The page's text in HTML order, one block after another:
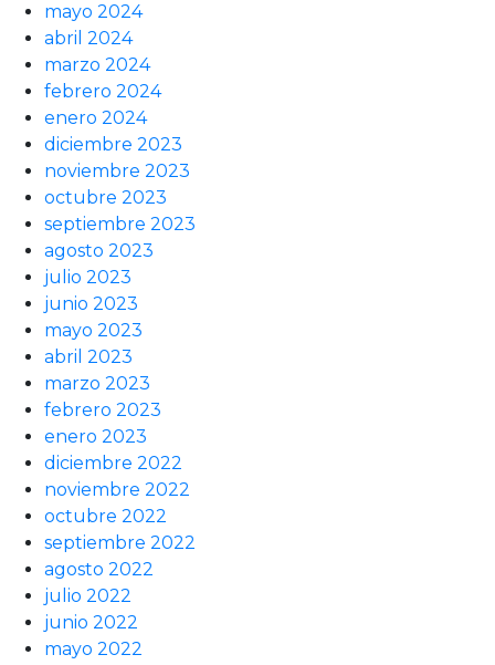
mayo 2024
abril 2024
marzo 2024
febrero 2024
enero 2024
diciembre 2023
noviembre 2023
octubre 2023
septiembre 2023
agosto 2023
julio 2023
junio 2023
mayo 2023
abril 2023
marzo 2023
febrero 2023
enero 2023
diciembre 2022
noviembre 2022
octubre 2022
septiembre 2022
agosto 2022
julio 2022
junio 2022
mayo 2022